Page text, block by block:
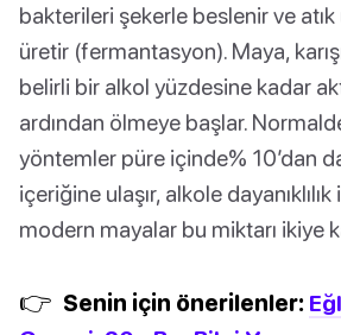
bakterileri şekerle beslenir ve
üretir (fermantasyon). Maya,
belirli bir alkol yüzdesine kadar
ardından ölmeye başlar.
yöntemler püre içinde% 10’dan
içeriğine ulaşır, alkole
modern mayalar bu miktarı ikiye
👉 Senin için önerilenler: